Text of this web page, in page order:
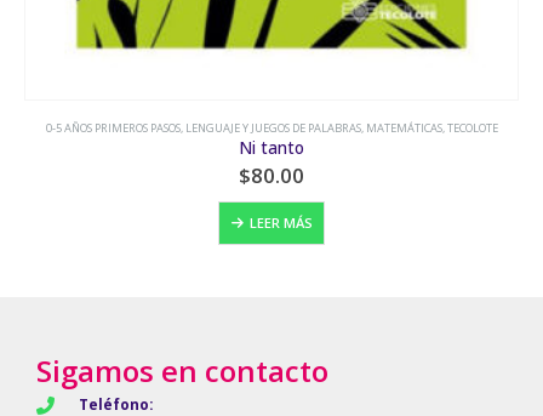
0-5 AÑOS PRIMEROS PASOS, LENGUAJE Y JUEGOS DE PALABRAS, MATEMÁTICAS, TECOLOTE
Ni tanto
$80.00
LEER MÁS
Sigamos en contacto
Teléfono: